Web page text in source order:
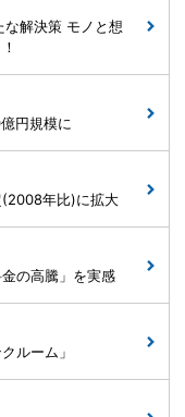
解決策 モノと想
円規模に
(2008年比)に拡大
の高騰」を実感
ルーム」